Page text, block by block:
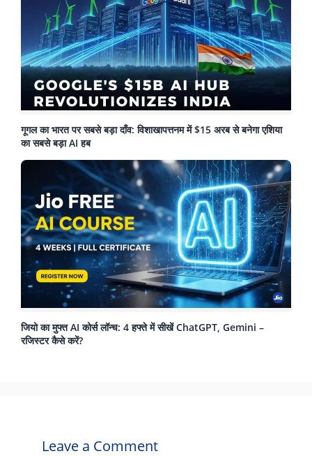
गूगल का भारत पर सबसे बड़ा दाँव: विशाखापत्तनम में $15 अरब से बनेगा एशिया
का सबसे बड़ा AI हब
जियो का मुफ्त AI कोर्स लॉन्च: 4 हफ्ते में सीखें ChatGPT, Gemini –
रजिस्टर कैसे करें?
Leave a Comment